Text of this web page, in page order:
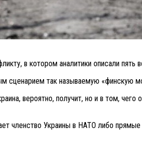
в котором аналитики описали
сценарием так называемую «финскую
вероятно, получит, но и в том, чего
членство Украины в НАТО либо